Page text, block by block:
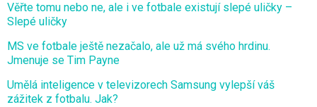
Věřte tomu nebo ne, ale i ve fotbale existují slepé uličky –
Slepé uličky
MS ve fotbale ještě nezačalo, ale už má svého hrdinu.
Jmenuje se Tim Payne
Umělá inteligence v televizorech Samsung vylepší váš
zážitek z fotbalu. Jak?